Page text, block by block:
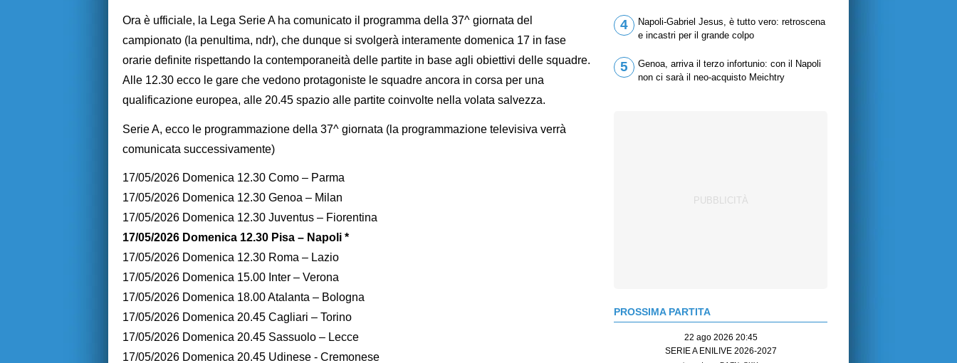
Ora è ufficiale, la Lega Serie A ha comunicato il programma della 37^ giornata del
campionato (la penultima, ndr), che dunque si svolgerà interamente domenica 17 in fase
orarie definite rispettando la contemporaneità delle partite in base agli obiettivi delle squadre.
Alle 12.30 ecco le gare che vedono protagoniste le squadre ancora in corsa per una
qualificazione europea, alle 20.45 spazio alle partite coinvolte nella volata salvezza.
Serie A, ecco le programmazione della 37^ giornata (la programmazione televisiva verrà
comunicata successivamente)
17/05/2026 Domenica 12.30 Como – Parma
17/05/2026 Domenica 12.30 Genoa – Milan
17/05/2026 Domenica 12.30 Juventus – Fiorentina
17/05/2026 Domenica 12.30 Pisa – Napoli *
17/05/2026 Domenica 12.30 Roma – Lazio
17/05/2026 Domenica 15.00 Inter – Verona
17/05/2026 Domenica 18.00 Atalanta – Bologna
17/05/2026 Domenica 20.45 Cagliari – Torino
17/05/2026 Domenica 20.45 Sassuolo – Lecce
17/05/2026 Domenica 20.45 Udinese - Cremonese
4
Napoli-Gabriel Jesus, è tutto vero: retroscena
e incastri per il grande colpo
5
Genoa, arriva il terzo infortunio: con il Napoli
non ci sarà il neo-acquisto Meichtry
PROSSIMA PARTITA
22 ago 2026 20:45
SERIE A ENILIVE 2026-2027